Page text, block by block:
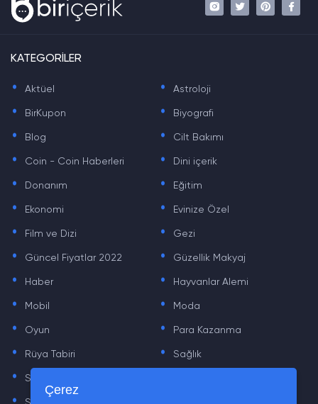
KATEGORİLER
. Aktüel . Astroloji
. BirKupon . Biyografi
. Blog . Cilt Bakımı
. Coin - Coin Haberleri . Dini içerik
. Donanım . Eğitim
. Ekonomi . Evinize Özel
. Film ve Dizi . Gezi
. Güncel Fiyatlar 2022 . Güzellik Makyaj
. Haber . Hayvanlar Alemi
. Mobil . Moda
. Oyun . Para Kazanma
. Rüya Tabiri . Sağlık
. Sinema .
. Çerez